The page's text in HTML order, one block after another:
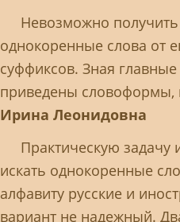
Невозможно
однокоренные слова от
суффиксов. Зная
приведены словоформы,
Ирина Леонидовна
Практическую
искать однокоренные
алфавиту русские и
вариант не надежный.